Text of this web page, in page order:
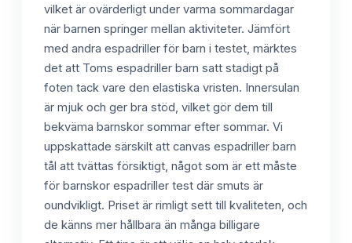
vilket är ovärderligt under varma sommardagar
när barnen springer mellan aktiviteter. Jämfört
med andra espadriller för barn i testet, märktes
det att Toms espadriller barn satt stadigt på
foten tack vare den elastiska vristen. Innersulan
är mjuk och ger bra stöd, vilket gör dem till
bekväma barnskor sommar efter sommar. Vi
uppskattade särskilt att canvas espadriller barn
tål att tvättas försiktigt, något som är ett måste
för barnskor espadriller test där smuts är
oundvikligt. Priset är rimligt sett till kvaliteten, och
de känns mer hållbara än många billigare